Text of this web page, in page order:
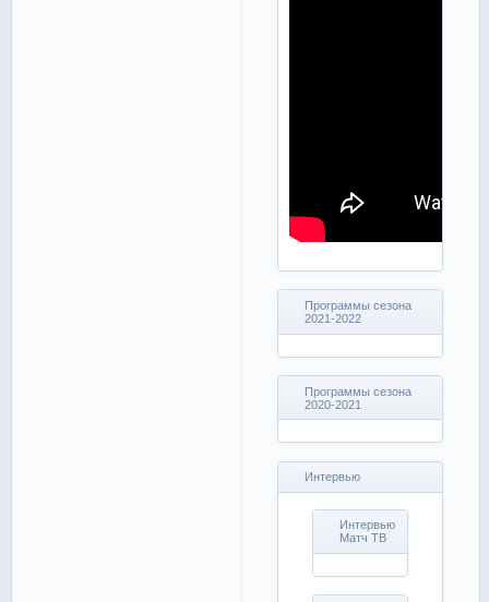
Программы сезона
2021-2022
Программы сезона
2020-2021
Интервью
Интервью
Матч ТВ